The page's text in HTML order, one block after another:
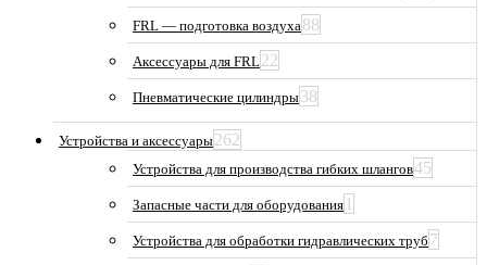
FRL — подготовка воздуха88
Аксессуары для FRL22
Пневматические цилиндры38
Устройства и аксессуары262
Устройства для производства гибких шлангов45
Запасные части для оборудования 1
Устройства для обработки гидравлических труб 7